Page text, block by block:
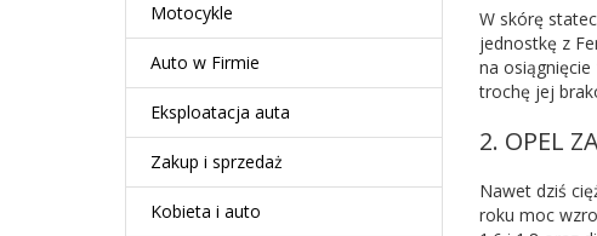
W skórę
jednostkę z
na
trochę jej
2. OPEL
Nawet dziś
roku moc
Motocykle
Auto w Firmie
Eksploatacja auta
Zakup i sprzedaż
Kobieta i auto